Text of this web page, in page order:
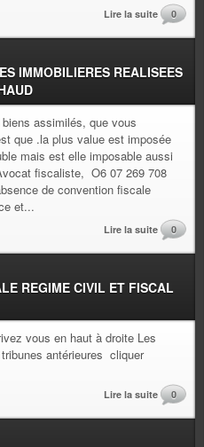
Lire la suite 0
IMMOBILIERES REALISEES
assimilés, que vous
que .la plus value est imposée
mais est elle imposable aussi
fiscaliste, O6 07 269 708
de convention fiscale
et...
Lire la suite 0
REGIME CIVIL ET FISCAL
vous en haut à droite Les
antérieures cliquer
Lire la suite 0